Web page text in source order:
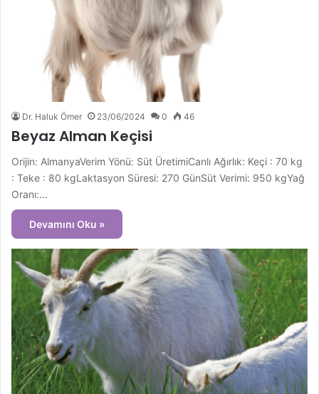
Dr. Haluk Ömer 23/06/2024 0 46
Beyaz Alman Keçisi
Orijin: AlmanyaVerim Yönü: Süt ÜretimiCanlı Ağırlık: Keçi : 70 kg
: Teke : 80 kgLaktasyon Süresi: 270 GünSüt Verimi: 950 kgYağ
Oranı:…
Devamını Oku »